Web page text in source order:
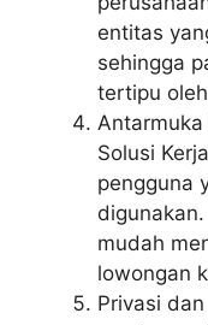
entitas
sehingga
tertipu
Solusi
pengguna
mudah
lowongan
Privasi